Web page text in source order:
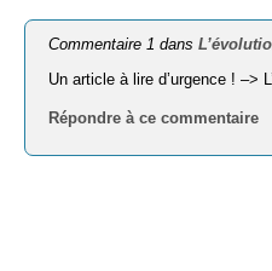
Commentaire 1 dans
Un article à lire d’urgence ! –>
Répondre à ce commentaire